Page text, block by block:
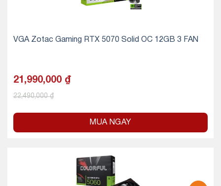
VGA Zotac Gaming RTX 5070 Solid OC 12GB 3 FAN
21,990,000 ₫
22,490,000₫
MUA NGAY